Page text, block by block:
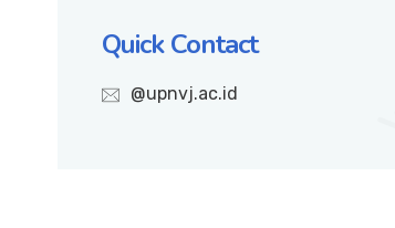
Quick Contact
@upnvj.ac.id